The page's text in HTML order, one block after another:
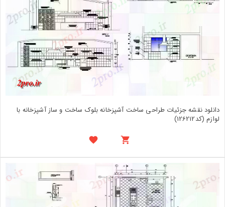
دانلود نقشه جزئیات طراحی ساخت آشپزخانه بلوک ساخت و ساز آشپزخانه با
لوازم (کد126212)